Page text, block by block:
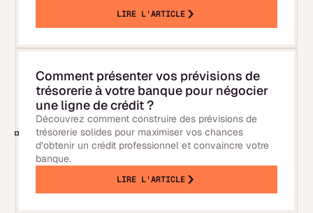
LIRE L'ARTICLE
Comment présenter vos prévisions de
trésorerie à votre banque pour négocier
une ligne de crédit ?
Découvrez comment construire des prévisions de
trésorerie solides pour maximiser vos chances
d’obtenir un crédit professionnel et convaincre votre
banque.
LIRE L'ARTICLE